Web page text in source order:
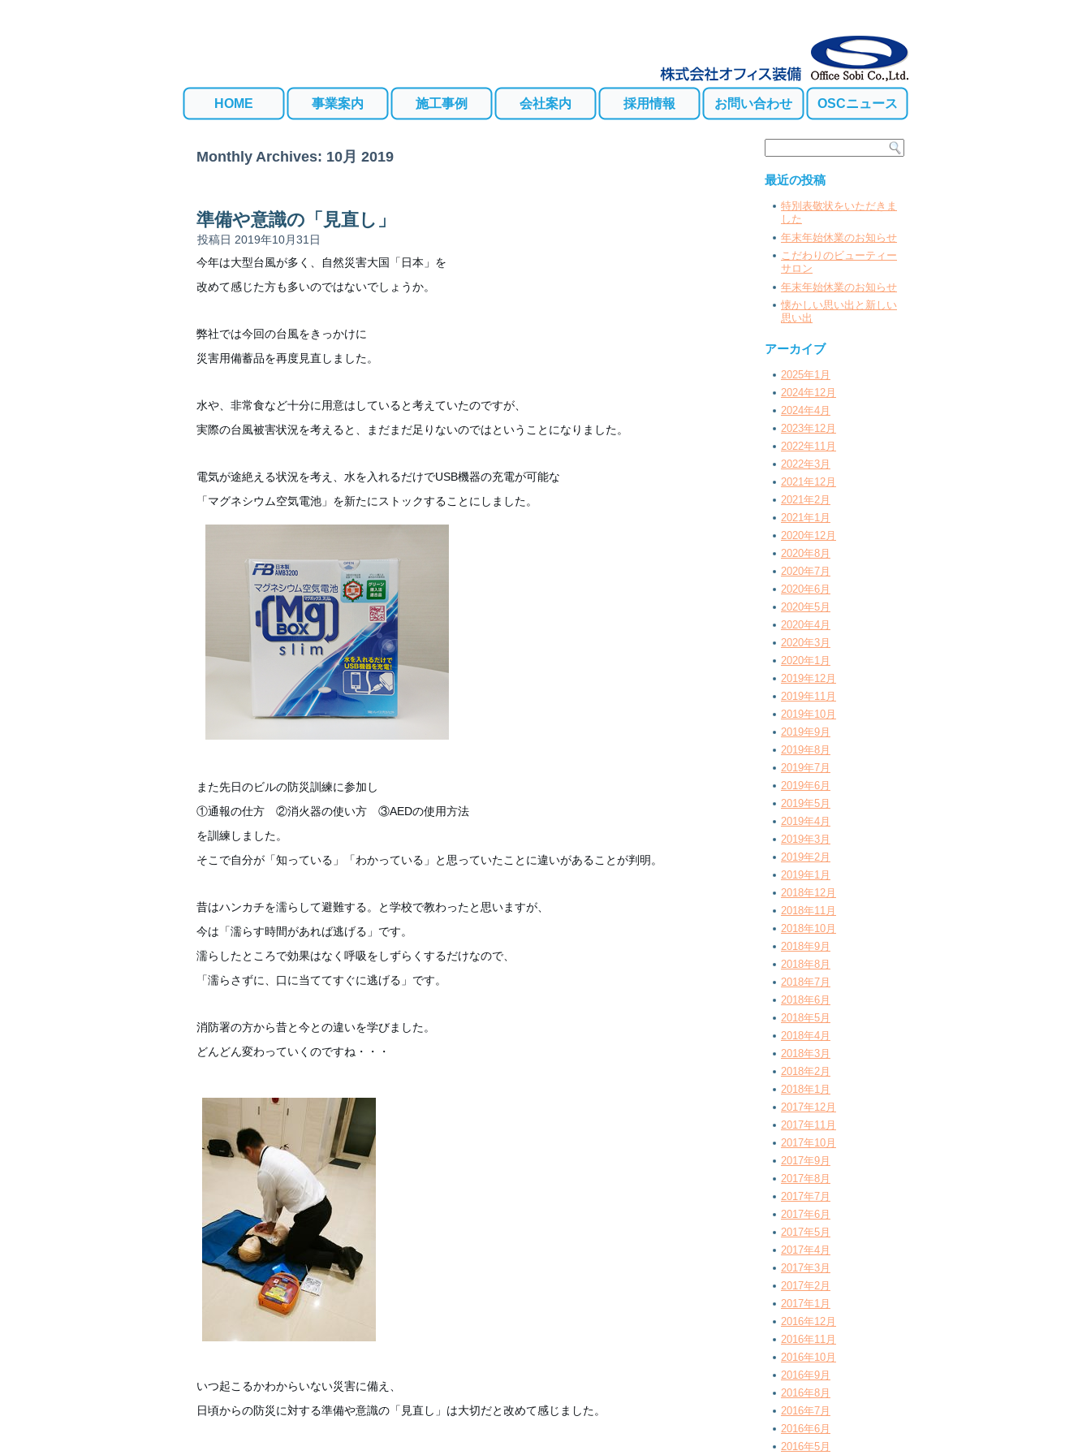
HOME 事業案内 施工事例 会社案内 採用情報 お問い合わせ OSCニュース
Monthly Archives: 10月 2019
準備や意識の「見直し」
投稿日 2019年10月31日
今年は大型台風が多く、自然災害大国「日本」を
改めて感じた方も多いのではないでしょうか。
弊社では今回の台風をきっかけに
災害用備蓄品を再度見直しました。
水や、非常食など十分に用意はしていると考えていたのですが、
実際の台風被害状況を考えると、まだまだ足りないのではということになりました。
電気が途絶える状況を考え、水を入れるだけでUSB機器の充電が可能な
「マグネシウム空気電池」を新たにストックすることにしました。
また先日のビルの防災訓練に参加し
①通報の仕方 ②消火器の使い方 ③AEDの使用方法
を訓練しました。
そこで自分が「知っている」「わかっている」と思っていたことに違いがあることが判明。
昔はハンカチを濡らして避難する。と学校で教わったと思いますが、
今は「濡らす時間があれば逃げる」です。
濡らしたところで効果はなく呼吸をしずらくするだけなので、
「濡らさずに、口に当ててすぐに逃げる」です。
消防署の方から昔と今との違いを学びました。
どんどん変わっていくのですね・・・
いつ起こるかわからいない災害に備え、
日頃からの防災に対する準備や意識の「見直し」は大切だと改めて感じました。
最近の投稿
特別表敬状をいただきま
した
年末年始休業のお知らせ
こだわりのビューティー
サロン
年末年始休業のお知らせ
懐かしい思い出と新しい
思い出
アーカイブ
2025年1月
2024年12月
2024年4月
2023年12月
2022年11月
2022年3月
2021年12月
2021年2月
2021年1月
2020年12月
2020年8月
2020年7月
2020年6月
2020年5月
2020年4月
2020年3月
2020年1月
2019年12月
2019年11月
2019年10月
2019年9月
2019年8月
2019年7月
2019年6月
2019年5月
2019年4月
2019年3月
2019年2月
2019年1月
2018年12月
2018年11月
2018年10月
2018年9月
2018年8月
2018年7月
2018年6月
2018年5月
2018年4月
2018年3月
2018年2月
2018年1月
2017年12月
2017年11月
2017年10月
2017年9月
2017年8月
2017年7月
2017年6月
2017年5月
2017年4月
2017年3月
2017年2月
2017年1月
2016年12月
2016年11月
2016年10月
2016年9月
2016年8月
2016年7月
2016年6月
2016年5月